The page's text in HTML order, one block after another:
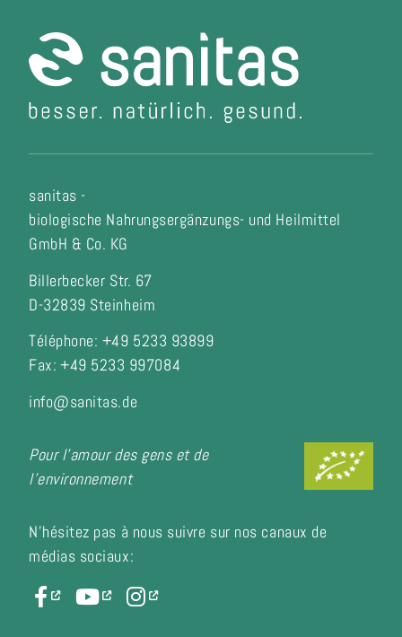
sanitas -
biologische Nahrungsergänzungs- und Heilmittel
GmbH & Co. KG
Billerbecker Str. 67
D-32839 Steinheim
Téléphone: +49 5233 93899
Fax: +49 5233 997084
info@sanitas.de
Pour l'amour des gens et de
l'environnement
N'hésitez pas à nous suivre sur nos canaux de
médias sociaux: